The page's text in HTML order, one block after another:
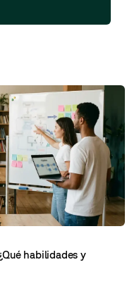
habilidades y